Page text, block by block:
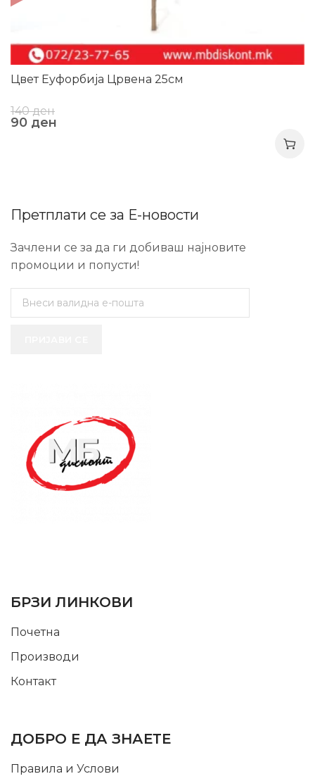
Цвет Еуфорбија Црвена 25см
140ден
90 ден
Претплати се за Е-новости
Зачлени се за да ги добиваш најновите
промоции и попусти!
БРЗИ ЛИНКОВИ
Почетна
Производи
Контакт
ДОБРО Е ДА ЗНАЕТЕ
Правила и Услови